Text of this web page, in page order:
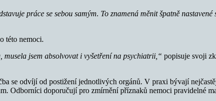
práce se sebou samým. To znamená měnit špatně nastavené
této nemoci.
jsem absolvovat i vyšetření na psychiatrii,“ popisuje svoji
se odvíjí od postižení jednotlivých orgánů. V praxi bývají
Odborníci doporučují pro zmírnění příznaků nemoci pravidelné